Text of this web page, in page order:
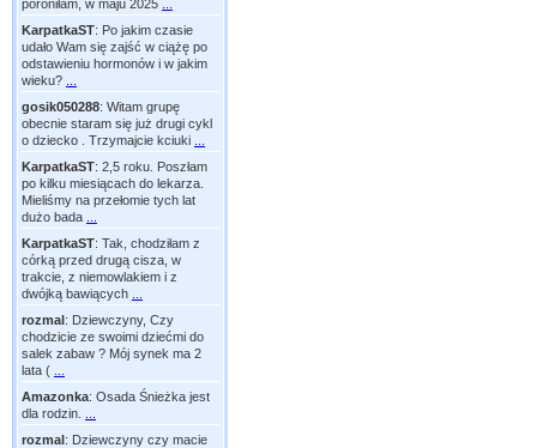
poroniłam, w maju 2025
KarpatkaST: Po jakim czasie
udało Wam się zajść w ciążę po
odstawieniu hormonów i w jakim
wieku?
gosik050288: Witam grupę
obecnie staram się już drugi cykl
o dziecko . Trzymajcie kciuki
KarpatkaST: 2,5 roku. Poszłam
po kilku miesiącach do lekarza.
Mieliśmy na przełomie tych lat
dużo bada
KarpatkaST: Tak, chodziłam z
córką przed drugą cisza, w
trakcie, z niemowlakiem i z
dwójką bawiących
rozmal: Dziewczyny, Czy
chodzicie ze swoimi dziećmi do
salek zabaw ? Mój synek ma 2
lata (
Amazonka: Osada Śnieżka jest
dla rodzin.
rozmal: Dziewczyny czy macie